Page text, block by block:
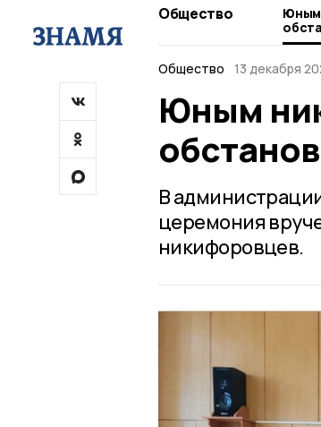
Общество
Юным
Общество
13 декабря
Юным
В
церемония
никифоровцев.